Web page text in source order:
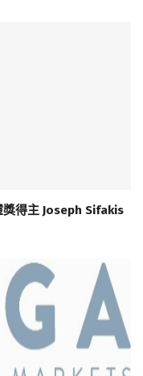
獎得主 Joseph Sifakis